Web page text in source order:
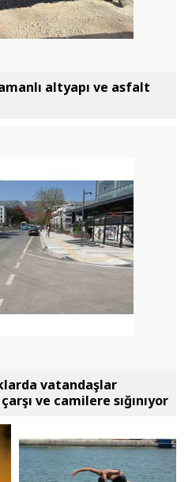
altyapı ve asfalt
vatandaşlar
ve camilere sığınıyor